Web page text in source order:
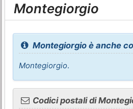
Montegiorgio
Montegiorgio è anche
Montegiorgio.
Codici postali di